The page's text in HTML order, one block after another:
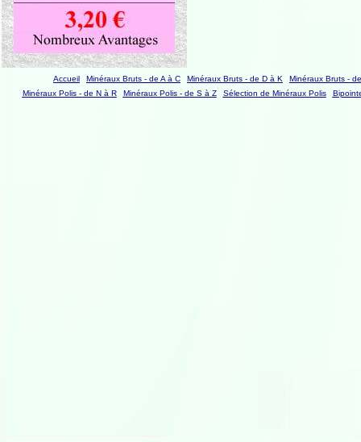
Accueil Minéraux Bruts - de A à C Minéraux Bruts - de D à K
Minéraux Bruts -
Minéraux Polis - de N à R
Minéraux Polis - de S à Z Sélection de Minéraux Polis